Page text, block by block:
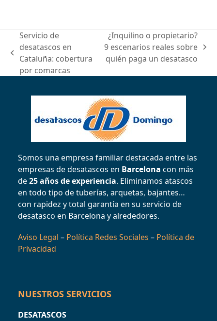
previous
post:
Servicio de
desatascos en
Cataluña: cobertura
por comarcas
next
post:
¿Inquilino o propietario?
9 escenarios reales sobre
quién paga un desatasco
Somos una empresa familiar destacada entre las
empresas de desatascos en Barcelona con más
de25 años de experiencia. Eliminamos atascos
en todo tipo de tuberías, arquetas, bajantes…
con rapidez y total garantía en su servicio de
desatasco en Barcelona y alrededores.
Aviso Legal– Política Redes Sociales – Política de
Privacidad
NUESTROS SERVICIOS
DESATASCOS